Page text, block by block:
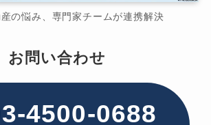
の悩み、専門家チームが連携解決
お問い合わせ
4500-0688